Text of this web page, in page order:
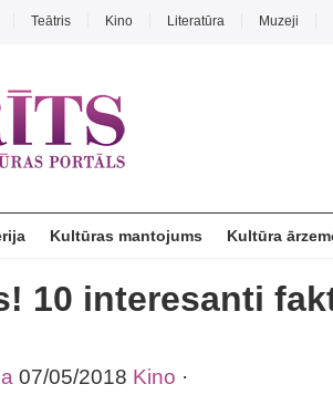
Teātris Kino Literatūra Muzeji
Kultūras mantojums Kultūra
10 interesanti
07/05/2018 Kino ·